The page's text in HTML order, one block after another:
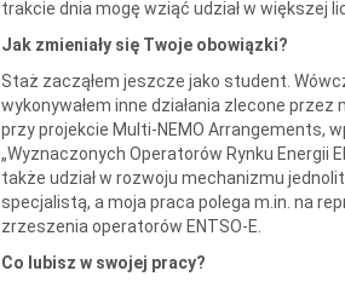
trakcie dnia mogę wziąć udział w większej
Jak zmieniały się Twoje obowiązki?
Staż zacząłem jeszcze jako student.
wykonywałem inne działania zlecone
przy projekcie Multi-NEMO Arrangements,
„Wyznaczonych Operatorów Rynku Energii
także udział w rozwoju mechanizmu
specjalistą, a moja praca polega m.in. na
zrzeszenia operatorów ENTSO-E.
Co lubisz w swojej pracy?